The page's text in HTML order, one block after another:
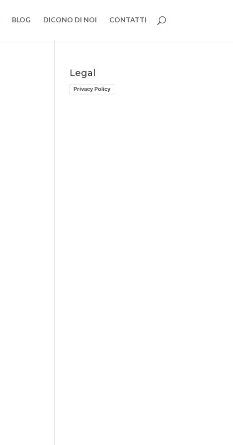
BLOG DICONO DI NOI CONTATTI
Legal
Privacy Policy